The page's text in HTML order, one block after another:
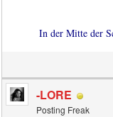
In der Mitte der
-LORE
Posting Freak